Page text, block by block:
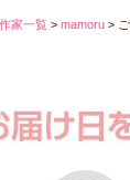
家一覧 > mamoru >